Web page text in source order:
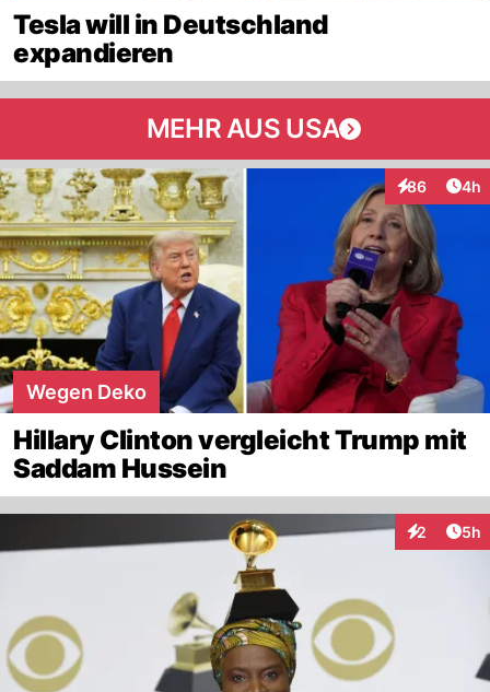
Tesla will in Deutschland
expandieren
MEHR AUS USA
86
Interaktionen
4h
Wegen Deko
Hillary Clinton vergleicht Trump mit
Saddam Hussein
2 5h